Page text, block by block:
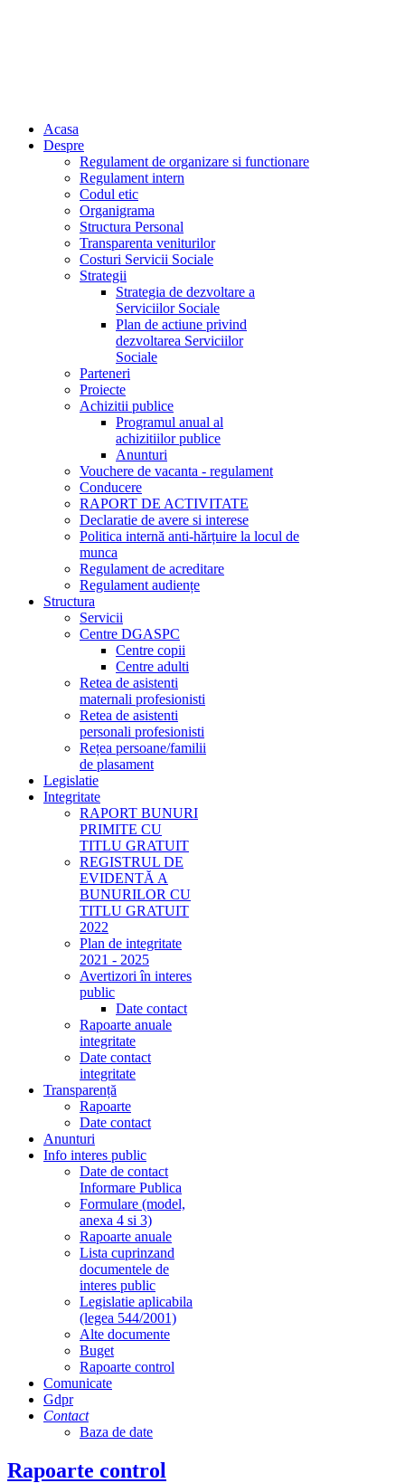
Acasa
Despre
Regulament de organizare si functionare
Regulament intern
Codul etic
Organigrama
Structura Personal
Transparenta veniturilor
Costuri Servicii Sociale
Strategii
Strategia de dezvoltare a
Serviciilor Sociale
Plan de actiune privind
dezvoltarea Serviciilor
Sociale
Parteneri
Proiecte
Achizitii publice
Programul anual al
achizitiilor publice
Anunturi
Vouchere de vacanta - regulament
Conducere
RAPORT DE ACTIVITATE
Declaratie de avere si interese
Politica internă anti-hărțuire la locul de
munca
Regulament de acreditare
Regulament audiențe
Structura
Servicii
Centre DGASPC
Centre copii
Centre adulti
Retea de asistenti
maternali profesionisti
Retea de asistenti
personali profesionisti
Rețea persoane/familii
de plasament
Legislatie
Integritate
RAPORT BUNURI
PRIMITE CU
TITLU GRATUIT
REGISTRUL DE
EVIDENTĂ A
BUNURILOR CU
TITLU GRATUIT
2022
Plan de integritate
2021 - 2025
Avertizori în interes
public
Date contact
Rapoarte anuale
integritate
Date contact
integritate
Transparență
Rapoarte
Date contact
Anunturi
Info interes public
Date de contact
Informare Publica
Formulare (model,
anexa 4 si 3)
Rapoarte anuale
Lista cuprinzand
documentele de
interes public
Legislatie aplicabila
(legea 544/2001)
Alte documente
Buget
Rapoarte control
Comunicate
Gdpr
Contact
Baza de date
Rapoarte control